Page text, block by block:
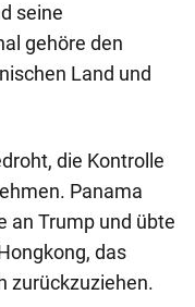
seine
gehöre den
Land und
die Kontrolle
Panama
an Trump und übte
das
zurückzuziehen.